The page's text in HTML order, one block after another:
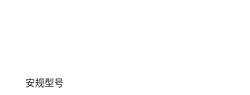
安规型号